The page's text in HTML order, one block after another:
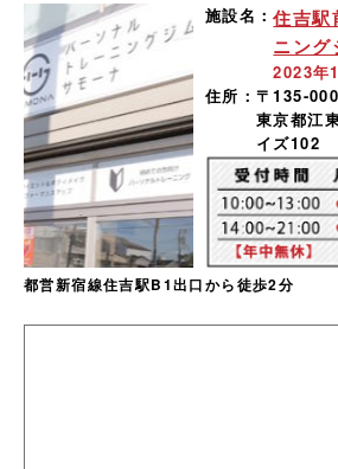
施設名：住吉駅
ニング
2023年
住所： 〒135-
東京都江
イズ102
都営新宿線住吉駅B1出口から徒歩2分